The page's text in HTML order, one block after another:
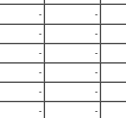
- -
- -
- -
- -
- -
- -